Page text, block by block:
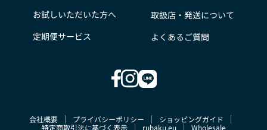
録した場合や、本人以外の第三者の会員登録をした場
合、過去に会員除名処分を受けたことがある場合など、
また一度承認した会員であっても前述のいずれかである
個人利用以外に転用、商用することを禁止します
お試しいただいた方へ
定期便サービス
取扱店・発送について
よくあるご質問
会社概要 プライバシーポリシー
ショッピングガイド
特定商取引法に基づく表示
ruhaku.eu Wholesale